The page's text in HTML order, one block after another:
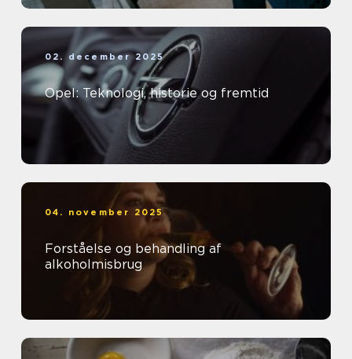
02. december 2025
Opel: Teknologi, historie og fremtid
04. november 2025
Forståelse og behandling af
alkoholmisbrug